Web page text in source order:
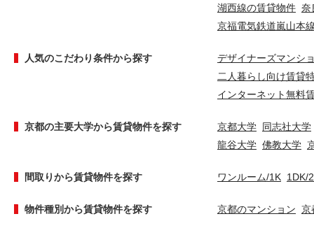
湖西線の賃貸物件 奈
京福電気鉄道嵐山本
人気のこだわり条件から探す
デザイナーズマンシ
二人暮らし向け賃貸
インターネット無料
京都の主要大学から賃貸物件を探す 京都大学 同志社大学
龍谷大学 佛教大学
間取りから賃貸物件を探す ワンルーム/1K 1DK/
物件種別から賃貸物件を探す 京都のマンション 京